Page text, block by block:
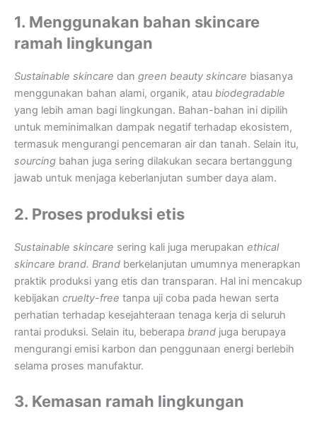
1. Menggunakan bahan skincare
ramah lingkungan
Sustainable skincare dan green beauty skincare biasanya
menggunakan bahan alami, organik, atau biodegradable
yang lebih aman bagi lingkungan. Bahan-bahan ini dipilih
untuk meminimalkan dampak negatif terhadap ekosistem,
termasuk mengurangi pencemaran air dan tanah. Selain itu,
sourcing bahan juga sering dilakukan secara bertanggung
jawab untuk menjaga keberlanjutan sumber daya alam.
2. Proses produksi etis
Sustainable skincare sering kali juga merupakan ethical
skincare brand. Brand berkelanjutan umumnya menerapkan
praktik produksi yang etis dan transparan. Hal ini mencakup
kebijakan cruelty-free tanpa uji coba pada hewan serta
perhatian terhadap kesejahteraan tenaga kerja di seluruh
rantai produksi. Selain itu, beberapa brand juga berupaya
mengurangi emisi karbon dan penggunaan energi berlebih
selama proses manufaktur.
3. Kemasan ramah lingkungan